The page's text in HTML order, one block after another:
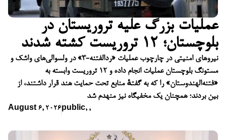
عملیات بزرگ علیه تروریستان در
بلوچستان؛ ۱۲ تروریست کشته شدند
نیروهای امنیتی در چارچوب عملیات «ردالفتنه-۳» در ولسوالی‌های واشک و
مستونگ بلوچستان عملیات انجام داده و ۱۲ تروریست وابسته به
«فتنه‌الهندوستان» را که به گفتهٔ منابع تحت حمایت هند قرار داشتند، از
بین بردند؛ همچنان یک مخفیگاه نیز منهدم شد
August 6, 2026 public, ,